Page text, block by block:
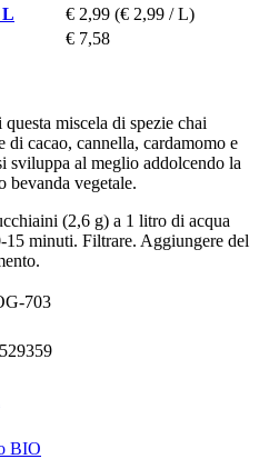
L
€ 2,99 (€ 2,99 / L)
€ 7,58
miscela di spezie chai
cacao, cannella, cardamomo e
sviluppa al meglio addolcendo la
bevanda vegetale.
(2,6 g) a 1 litro di acqua
15 minuti. Filtrare. Aggiungere del
703
BIO